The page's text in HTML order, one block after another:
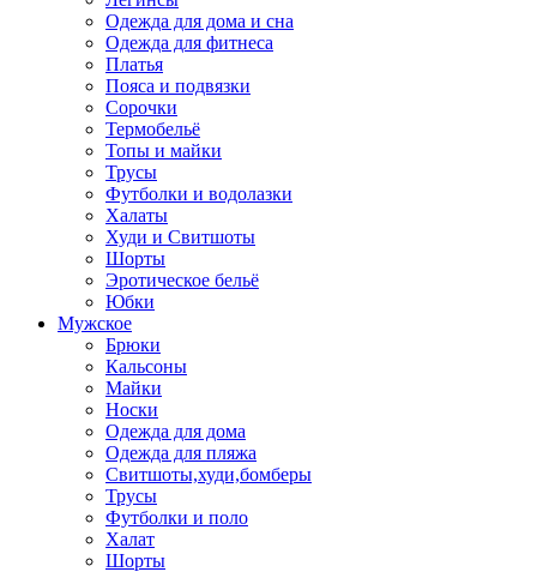
Одежда для дома и сна
Одежда для фитнеса
Платья
Пояса и подвязки
Сорочки
Термобельё
Топы и майки
Трусы
Футболки и водолазки
Халаты
Худи и Свитшоты
Шорты
Эротическое бельё
Юбки
Мужское
Брюки
Кальсоны
Майки
Носки
Одежда для дома
Одежда для пляжа
Свитшоты,худи,бомберы
Трусы
Футболки и поло
Халат
Шорты